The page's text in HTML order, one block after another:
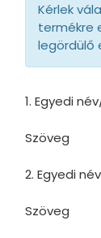
Kérlek
termékre
legördülő
1. Egyedi
Szöveg
2. Egyedi
Szöveg